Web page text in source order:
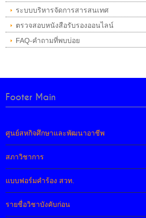
ระบบบริหารจัดการสารสนเทศ
ตรวจสอบหนังสือรับรองออนไลน์
FAQ-คำถามที่พบบ่อย
Footer Main
ศูนย์สหกิจศึกษาและพัฒนาอาชีพ
สภาวิชาการ
แบบฟอร์มคำร้อง สวท.
รายชื่อวิชาบังคับก่อน